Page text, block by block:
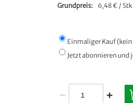
Grundpreis 6,48 € / Stk
Einmaliger Kauf
Jetzt abonnieren und